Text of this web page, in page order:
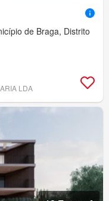
de Braga, Distrito
LDA